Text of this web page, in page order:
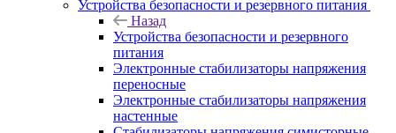
Устройства безопасности и резервного питания
Назад
Устройства безопасности и резервного
питания
Электронные стабилизаторы напряжения
переносные
Электронные стабилизаторы напряжения
настенные